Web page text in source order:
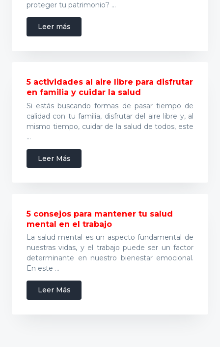
proteger tu patrimonio? …
Leer másacerca
de
la
planificación
financiera
a
largo
plazo
la
protección
del
patrimonio
5 actividades al aire libre para disfrutar
en familia y cuidar la salud
Si estás buscando formas de pasar tiempo de
calidad con tu familia, disfrutar del aire libre y, al
mismo tiempo, cuidar de la salud de todos, este
…
Leer Másacerca
de
libre
disfrutar
en
familia
cuidar
la
salud
5 consejos para mantener tu salud
mental en el trabajo
La salud mental es un aspecto fundamental de
nuestras vidas, y el trabajo puede ser un factor
determinante en nuestro bienestar emocional.
En este …
Leer Másacerca
de